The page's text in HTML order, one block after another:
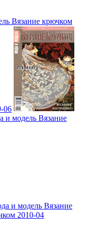
Вязание крючком
06
и модель Вязание
и модель Вязание
2010-04